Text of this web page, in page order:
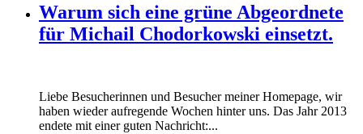
Warum sich eine grüne Abgeordnete
für Michail Chodorkowski einsetzt.
Liebe Besucherinnen und Besucher meiner Homepage, wir
haben wieder aufregende Wochen hinter uns. Das Jahr 2013
endete mit einer guten Nachricht:...